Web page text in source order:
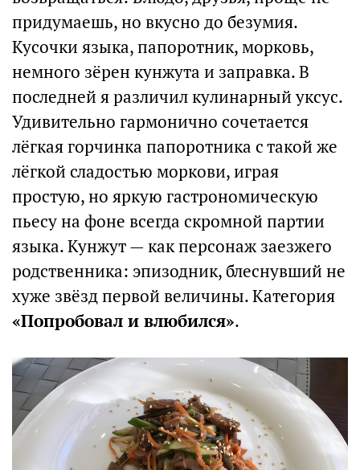
придумаешь, но вкусно до безумия.
Кусочки языка, папоротник, морковь,
немного зёрен кунжута и заправка. В
последней я различил кулинарный уксус.
Удивительно гармонично сочетается
лёгкая горчинка папоротника с такой же
лёгкой сладостью моркови, играя
простую, но яркую гастрономическую
пьесу на фоне всегда скромной партии
языка. Кунжут — как персонаж заезжего
родственника: эпизодник, блеснувший не
хуже звёзд первой величины. Категория
«Попробовал и влюбился».